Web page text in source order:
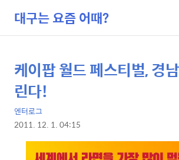
대구는 요즘 어때?
상
세
컨
텐
본
문
제
목
케이팝 월드 페스티벌, 경
린다!
엔터로그
2011. 12. 1. 04:15